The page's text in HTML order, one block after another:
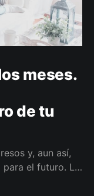
meses.
de tu
y, aun así,
el futuro. La